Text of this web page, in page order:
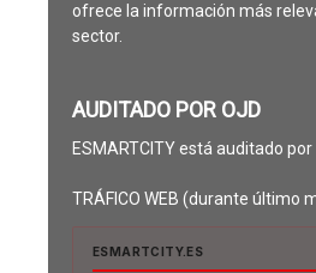
ofrece la información más
sector.
AUDITADO POR OJD
ESMARTCITY está auditado por
TRÁFICO WEB (durante último